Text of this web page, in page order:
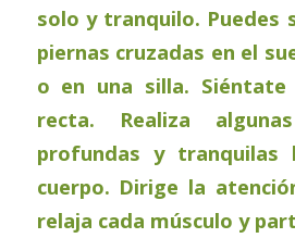
solo y tranquilo. Puedes
piernas cruzadas en el
o en una silla. Siéntate
recta. Realiza
profundas y tranquilas
cuerpo. Dirige la
relaja cada músculo y